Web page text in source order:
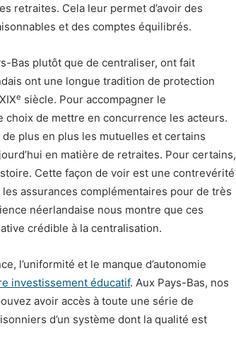
retraites. Cela leur permet d’avoir des
et des comptes équilibrés.
Bas plutôt que de centraliser, ont fait
ont une longue tradition de protection
e siècle. Pour accompagner le
de mettre en concurrence les acteurs.
plus en plus les mutuelles et certains
en matière de retraites. Pour certains,
Cette façon de voir est une contrevérité
assurances complémentaires pour de très
néerlandaise nous montre que ces
crédible à la centralisation.
l’uniformité et le manque d’autonomie
investissement éducatif. Aux Pays-Bas, nos
avoir accès à toute une série de
d’un système dont la qualité est